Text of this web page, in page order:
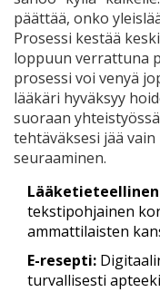
päättää, onko
Prosessi kestää
loppuun verrattuna
prosessi voi venyä
lääkäri hyväksyy
suoraan
tehtäväksesi jää
seuraaminen.
tekstipohjainen
ammattilaisten
E-resepti:
turvallisesti